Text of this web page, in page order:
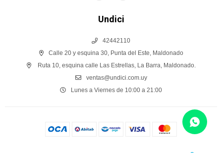
Undici
42442110
Calle 20 y esquina 30, Punta del Este, Maldonado
Ruta 10, esquina calle Las Estrellas, La Barra, Maldonado.
ventas@undici.com.uy
Lunes a Viernes de 10:00 a 21:00